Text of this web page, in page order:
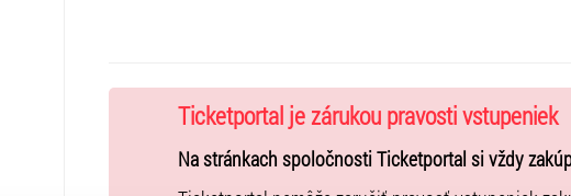
MHD: nejbližší autobusová zastávka: Fafruny (linky 69, 163,
- cca 100 parkovacích míst zdarma
- Výpadovka D1 SMER LETISKO
Ticketportal je zárukou pravosti vstupeniek
Na stránkach spoločnosti Ticketportal si vždy